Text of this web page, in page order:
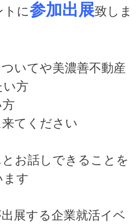
に参加出展致しま
いてや美濃善不動産
い方
てください
お話しできることを
ます
展する企業就活イベ